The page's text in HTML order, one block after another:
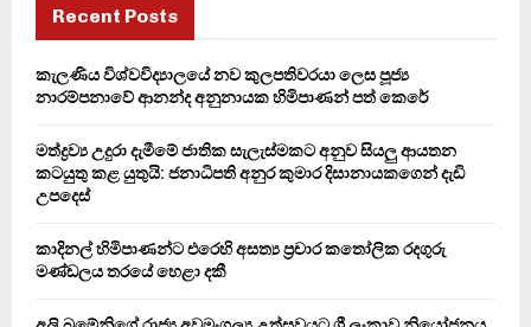
f
r
H
Recent Posts
කැලණිය විශ්වවිද්‍යාලයේ නව කුලපතිවරයා ලෙස පූජ්‍ය
නාරම්පනාවේ ආනන්ද අනුනායක හිමිපාණන් පත් කෙරේ
මත්ද්‍රව්‍ය උදුරා දැමීමේ ජාතික සැලැස්මකට අනුව සියලු ආයතන
කටයුතු කළ යුතුයි: ජනාධිපති අනුර කුමාර දිසානායකගෙන් දැඩි
උපදෙස්
කාදිනල් හිමිපාණන්ට එරෙහි අසත්‍ය ප්‍රචාර කතෝලික රදගුරු
මණ්ඩලය තරයේ හෙළා දකී